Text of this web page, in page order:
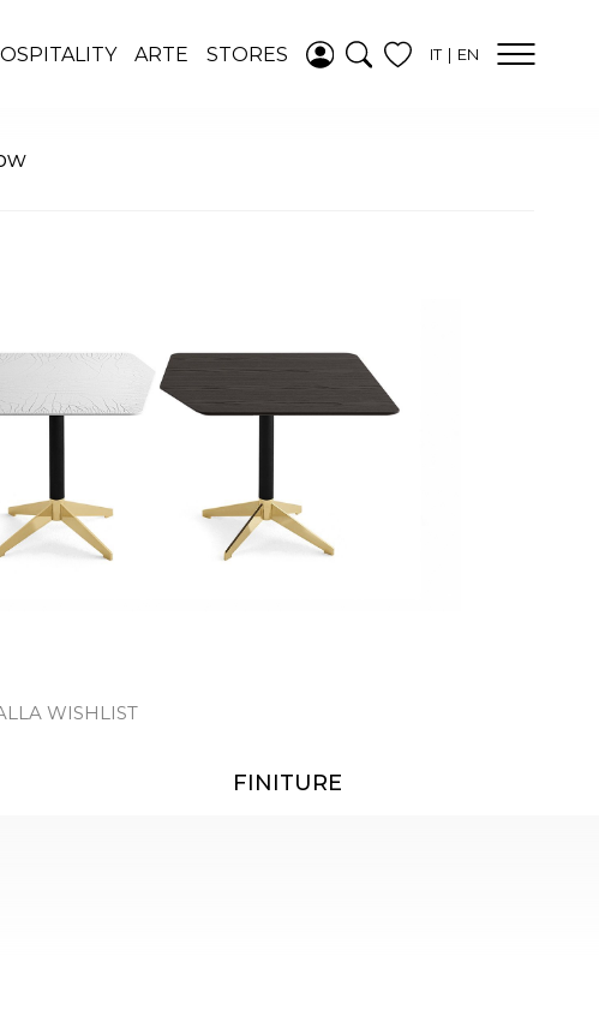
AGGIUNTO ALLA
WISHLIST
ARTE STORES IT EN
WISHLIST
FINITURE